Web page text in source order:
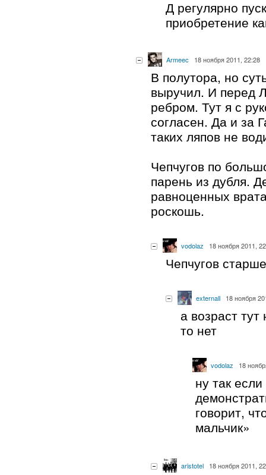
Д регулярно
приобретение
Armeec 18 ноября 2011, 22:28
В полутора, но
выручил. И перед
ребром. Тут я с
согласен. Да и за
таких ляпов не
Чепчугов по
парень из дубля.
равноценных
роскошь.
vodolaz 18 ноября 2011,
Чепчугов
externall 18 ноября
а возраст
то нет
vodolaz 18
ну так
говорит,
мальчик»
aristotel 18 ноября 2011,